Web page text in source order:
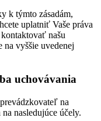
k týmto zásadám,
uplatniť Vaše práva
našu
na vyššie uvedenej
uchovávania
na
nasledujúce účely.